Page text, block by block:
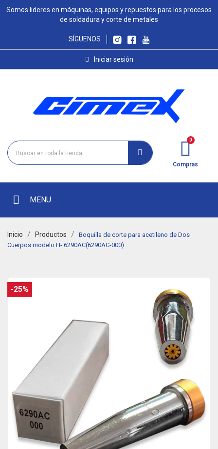
Somos lideres en máquinas, equipos y repuestos para los procesos
de soldadura y corte de metales
SÍGUENOS
Iniciar sesión
Compras
MENU
Inicio Productos
Boquilla de corte para acetileno de Dos
Cuerpos modelo H- 6290AC(6290AC-000)
-25%